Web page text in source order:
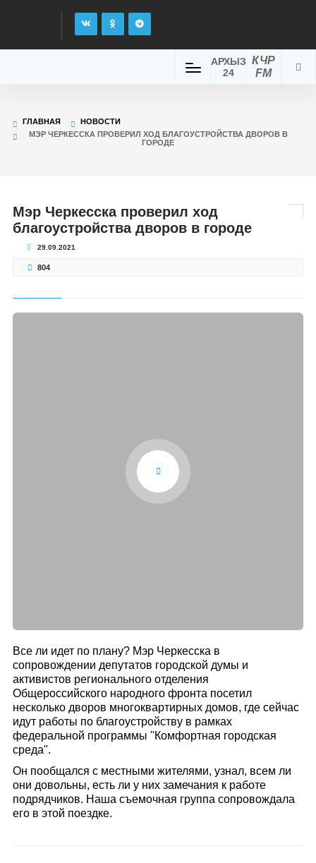
КЧР
FM
АРХЫЗ
24
ГЛАВНАЯ
НОВОСТИ
МЭР ЧЕРКЕССКА ПРОВЕРИЛ ХОД БЛАГОУСТРОЙСТВА ДВОРОВ В
ГОРОДЕ
Мэр Черкесска проверил ход
благоустройства дворов в городе
29.09.2021
804
Все ли идет по плану? Мэр Черкесска в
сопровождении депутатов городской думы и
активистов регионального отделения
Общероссийского народного фронта посетил
несколько дворов многоквартирных домов, где сейчас
идут работы по благоустройству в рамках
федеральной программы "Комфортная городская
среда".
Он пообщался с местными жителями, узнал, всем ли
они довольны, есть ли у них замечания к работе
подрядчиков. Наша съемочная группа сопровождала
его в этой поездке.